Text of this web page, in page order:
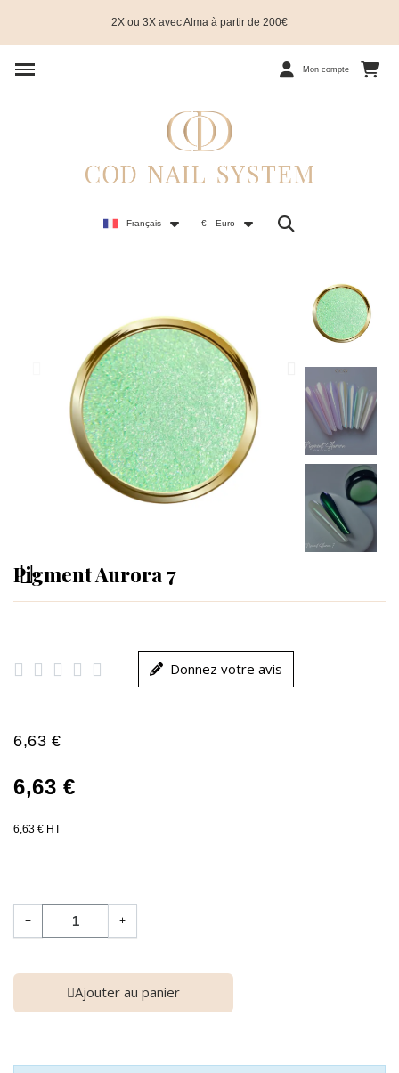
2X ou 3X avec Alma à partir de 200€
Mon compte
Français € Euro
Pigment Aurora 7
     Donnez votre avis
6,63 €
6,63 €
6,63 € HT
− +
Ajouter au panier